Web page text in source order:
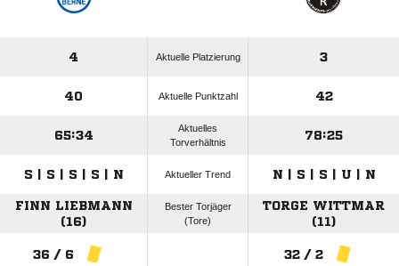
4 Aktuelle Platzierung 3
40 Aktuelle Punktzahl 42
65:34
Aktuelles
Torverhältnis
78:25
S | S | S | S | N Aktueller Trend N | S | S | U | N
FINN LIEBMANN
(16)
Bester Torjäger
(Tore)
TORGE WITTMAR
(11)
36 / 6 32 / 2